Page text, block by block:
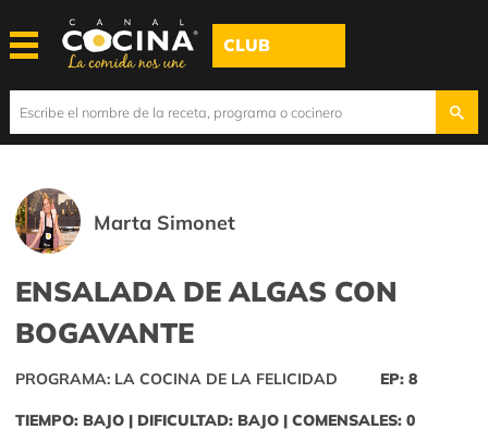
CLUB
Marta Simonet
ENSALADA DE ALGAS CON
BOGAVANTE
PROGRAMA: LA COCINA DE LA FELICIDAD EP: 8
TIEMPO: BAJO | DIFICULTAD: BAJO | COMENSALES: 0